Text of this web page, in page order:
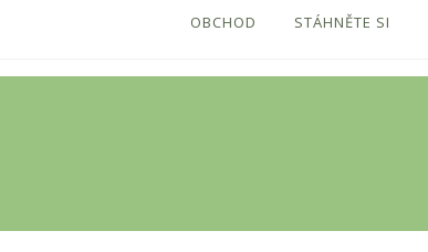
OBCHOD STÁHNĚTE SI